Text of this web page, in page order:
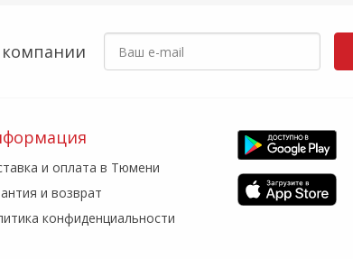
и оплата в Тюмени
и возврат
конфиденциальности